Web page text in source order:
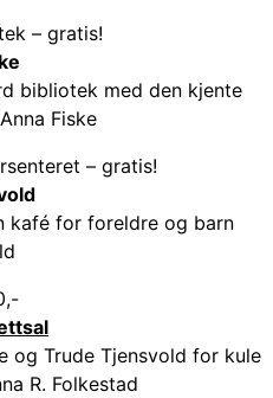
– gratis!
bibliotek med den kjente
Fiske
– gratis!
kafé for foreldre og barn
og Trude Tjensvold for kule
R. Folkestad